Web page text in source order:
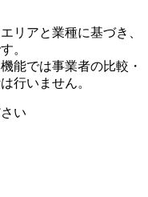
リアと業種に基づき、
。
能では事業者の比較・
行いません。
い